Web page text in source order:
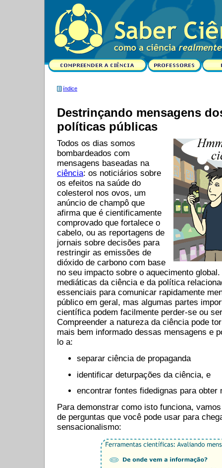
índice
Destrinçando mensagens
políticas públicas
Todos os dias somos
bombardeados com
mensagens baseadas na
ciência: os noticiários sobre
os efeitos na saúde do
colesterol nos ovos, um
anúncio de champô que
afirma que é cientificamente
comprovado que fortalece o
cabelo, ou as reportagens de
jornais sobre decisões para
restringir as emissões de
dióxido de carbono com base
no seu impacto sobre o aquecimento
mediáticas da ciência e da política
essenciais para comunicar rapidamente
público em geral, mas algumas partes
científica podem facilmente perder-se ou
Compreender a natureza da ciência pode
mais bem informado dessas mensagens e
lo a:
separar ciência de propaganda
identificar deturpações da ciência, e
encontrar fontes fidedignas ​​para obter
Para demonstrar como isto funciona,
de perguntas que você pode usar para
sensacionalismo: